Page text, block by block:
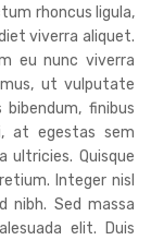
rhoncus ligula,
viverra aliquet.
eu nunc viverra
ut vulputate
finibus
at egestas sem
ultricies. Quisque
Integer nisl
nibh. Sed massa
elit. Duis